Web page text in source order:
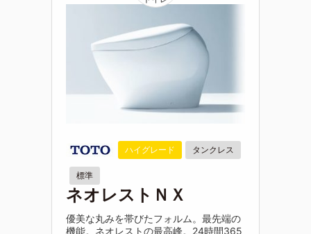
ハイグレード タンクレス
標準
ネオレストＮＸ
優美な丸みを帯びたフォルム。最先端の
機能。ネオレストの最高峰。24時間365